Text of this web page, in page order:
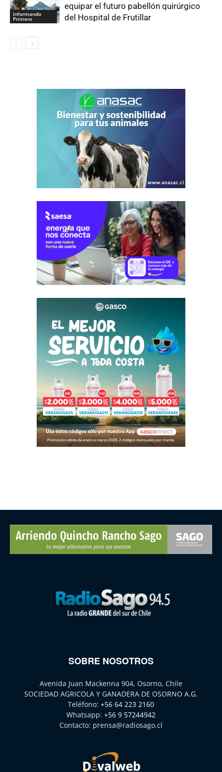
Informando
Primero
equipar el futuro pabellón quirúrgico
del Hospital de Frutillar
SOBRE NOSOTROS
Avenida Juan Mackenna 904, Osorno, Chile
SOCIEDAD AGRICOLA Y GANADERA DE OSORNO A.G.
Teléfono: +56 64 223 2160
Whatsapp: +56 9 57244942
Contacto: prensa@radiosago.cl